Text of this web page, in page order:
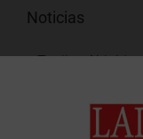
Noticias
Toallas Airlaid o
Información